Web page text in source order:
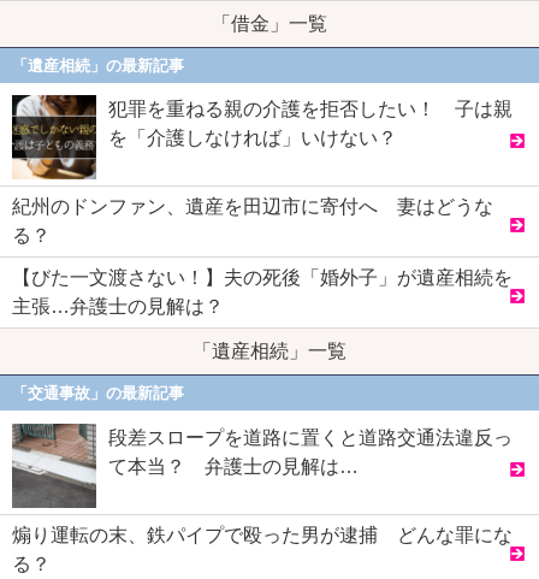
「借金」一覧
「遺産相続」の最新記事
犯罪を重ねる親の介護を拒否したい！ 子は親
を「介護しなければ」いけない？
紀州のドンファン、遺産を田辺市に寄付へ 妻はどうな
る？
【びた一文渡さない！】夫の死後「婚外子」が遺産相続を
主張…弁護士の見解は？
「遺産相続」一覧
「交通事故」の最新記事
段差スロープを道路に置くと道路交通法違反っ
て本当？ 弁護士の見解は…
煽り運転の末、鉄パイプで殴った男が逮捕 どんな罪にな
る？